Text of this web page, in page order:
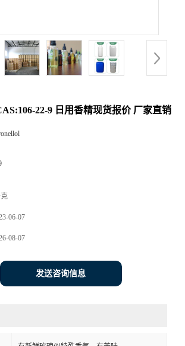
22-9 日用香精现货报价 厂家直销
06-07
08-07
发送咨询信息